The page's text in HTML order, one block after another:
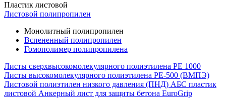
Пластик листовой
Листовой полипропилен
Монолитный полипропилен
Вспененный полипропилен
Гомополимер полипропилена
Листы сверхвысокомолекулярного полиэтилена PE 1000
Листы высокомолекулярного полиэтилена РЕ-500 (ВМПЭ)
Листовой полиэтилен низкого давления (ПНД) АБС пластик
листовой Анкерный лист для защиты бетона EuroGrip